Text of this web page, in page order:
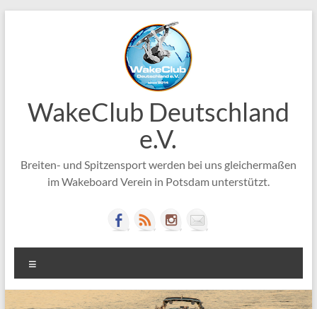
WakeClub Deutschland
e.V.
Breiten- und Spitzensport werden bei uns gleichermaßen
im Wakeboard Verein in Potsdam unterstützt.